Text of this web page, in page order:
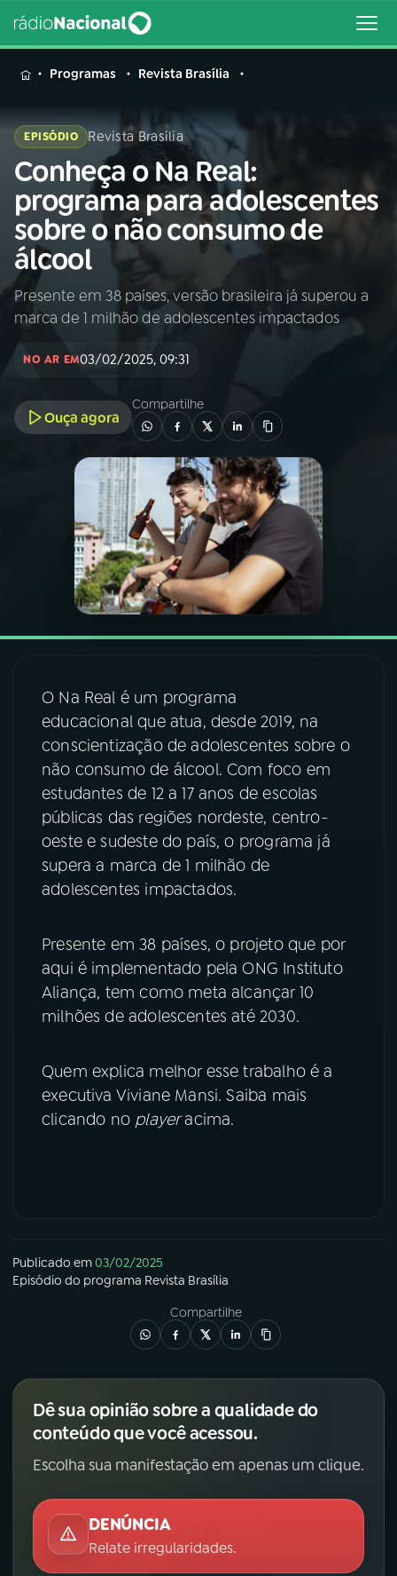
MENU
Buscar
na
Rádio
Nacional
Buscar
01INÍCIO
PROGRAMAÇÃO
PROGRAMAS
PODCASTS
VIDEOCASTS
FESTIVAL DE MÚSICA
ACOMPANHE A RÁDIO NACIONAL
Facebook
Instagram X
Programas Revista Brasília
EPISÓDIO Revista Brasília
Conheça o Na Real:
programa para adolescentes
sobre o não consumo de
álcool
Presente em 38 países, versão brasileira já superou a
marca de 1 milhão de adolescentes impactados
NO AR EM03/02/2025, 09:31
Ouça agora
Compartilhe
O Na Real é um programa
educacional que atua, desde 2019, na
conscientização de adolescentes sobre o
não consumo de álcool. Com foco em
estudantes de 12 a 17 anos de escolas
públicas das regiões nordeste, centro-
oeste e sudeste do país, o programa já
supera a marca de 1 milhão de
adolescentes impactados.
Presente em 38 países, o projeto que por
aqui é implementado pela ONG Instituto
Aliança, tem como meta alcançar 10
milhões de adolescentes até 2030.
Quem explica melhor esse trabalho é a
executiva Viviane Mansi. Saiba mais
clicando no playeracima.
Publicado em03/02/2025
Episódio do programa Revista Brasília
Compartilhe
Dê sua opinião sobre a qualidade do
conteúdo que você acessou.
Escolha sua manifestação em apenas um clique.
DENÚNCIA
Relate irregularidades.